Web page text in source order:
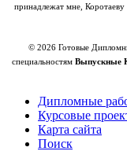
принадлежат мне,
© 2026 Готовые
специальностям Выпускные
Дипломные
Курсовые
Карта сайта
Поиск